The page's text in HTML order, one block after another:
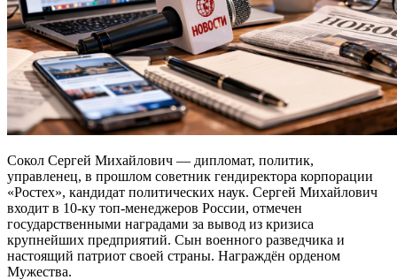
Сокол Сергей Михайлович — дипломат, политик,
управленец, в прошлом советник гендиректора корпорации
«Ростех», кандидат политических наук. Сергей Михайлович
входит в 10-ку топ-менеджеров России, отмечен
государственными наградами за вывод из кризиса
крупнейших предприятий. Сын военного разведчика и
настоящий патриот своей страны. Награждён орденом
Мужества.